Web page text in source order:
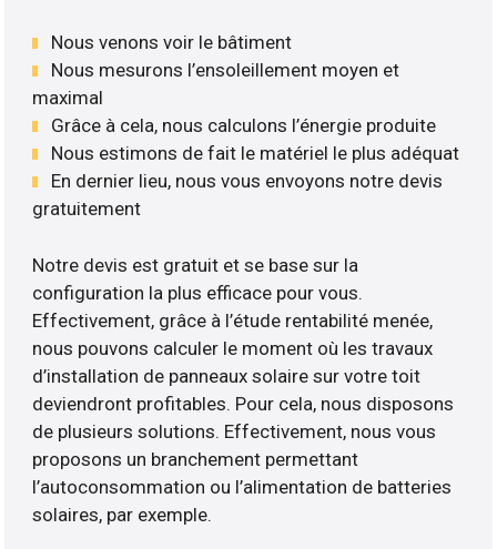
Nous venons voir le bâtiment
Nous mesurons l’ensoleillement moyen et
maximal
Grâce à cela, nous calculons l’énergie produite
Nous estimons de fait le matériel le plus adéquat
En dernier lieu, nous vous envoyons notre devis
gratuitement
Notre devis est gratuit et se base sur la
configuration la plus efficace pour vous.
Effectivement, grâce à l’étude rentabilité menée,
nous pouvons calculer le moment où les travaux
d’installation de panneaux solaire sur votre toit
deviendront profitables. Pour cela, nous disposons
de plusieurs solutions. Effectivement, nous vous
proposons un branchement permettant
l’autoconsommation ou l’alimentation de batteries
solaires, par exemple.